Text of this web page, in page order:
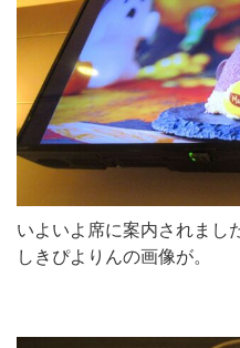
いよいよ席に案内されまし
しきぴよりんの画像が。